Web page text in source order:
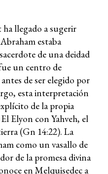
llegado a sugerir
estaba
de una deidad
un centro de
de ser elegido por
esta interpretación
de la propia
Elyon con Yahveh, el
(Gn 14:22). La
como un vasallo de
de la promesa divina
en Melquisedec a